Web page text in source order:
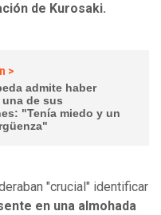
de Kurosaki.
>
admite haber
de sus
"Tenía miedo y un
"crucial" identificar
en una almohada